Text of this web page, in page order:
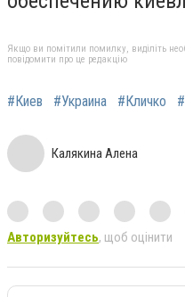
Якщо ви помітили помилку, виділіть
повідомити про це редакцію
#Киев #Украина #Кличко
Калякина Алена
Авторизуйтесь, щоб оцінити